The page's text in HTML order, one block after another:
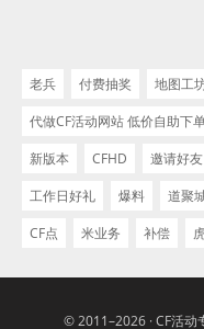
老兵 付费抽奖 地图工
代做CF活动网站 低价自助下
新版本
CFHD 邀请好友
工作日好礼
爆料 道聚
CF点
米业务 补偿
© 2011–2026 ·CF活动